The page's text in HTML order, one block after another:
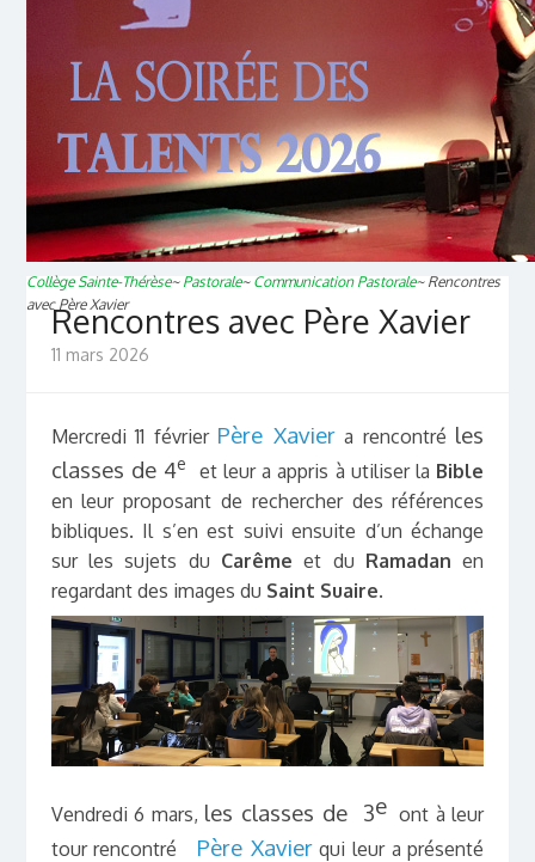
Collège Sainte-Thérèse~ Pastorale~ Communication Pastorale~ Rencontres
avec Père Xavier
Rencontres avec Père Xavier
11 mars 2026
Mercredi 11 février Père Xaviera rencontré les
classes de 4e et leur a appris à utiliser la Bible
en leur proposant de rechercher des références
bibliques. Il s’en est suivi ensuite d’un échange
sur les sujets du Carême et du Ramadanen
regardant des images du Saint Suaire.
Vendredi 6 mars, les classes de 3e ont à leur
tour rencontré Père Xavierqui leur a présenté